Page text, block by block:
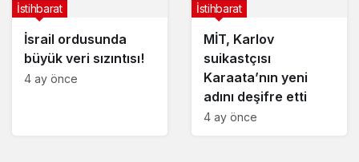
İsrail ordusunda
büyük veri sızıntısı!
İstihbarat
4 ay önce
MİT, Karlov
suikastçısı
Karaata’nın yeni
adını deşifre etti
İstihbarat
4 ay önce